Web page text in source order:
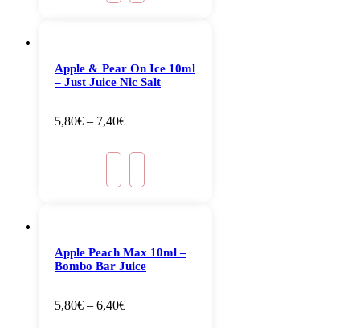
Apple & Pear On Ice 10ml
– Just Juice Nic Salt
5,80€ – 7,40€
Apple Peach Max 10ml –
Bombo Bar Juice
5,80€ – 6,40€